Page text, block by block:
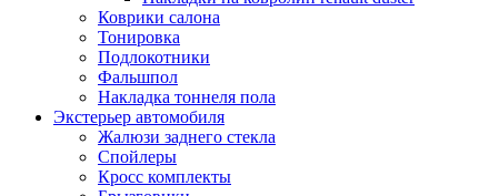
Коврики салона
Тонировка
Подлокотники
Фальшпол
Накладка тоннеля пола
Экстерьер автомобиля
Жалюзи заднего стекла
Спойлеры
Кросс комплекты